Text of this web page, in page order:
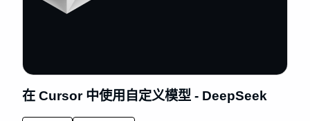
在 Cursor 中使用自定义模型 - DeepSeek